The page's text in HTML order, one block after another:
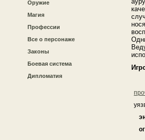
Оружие
Магия
Профессии
Все о персонаже
Законы
Боевая система
Дипломатия